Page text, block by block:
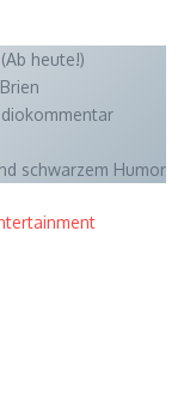
heute!)
schwarzem Humor